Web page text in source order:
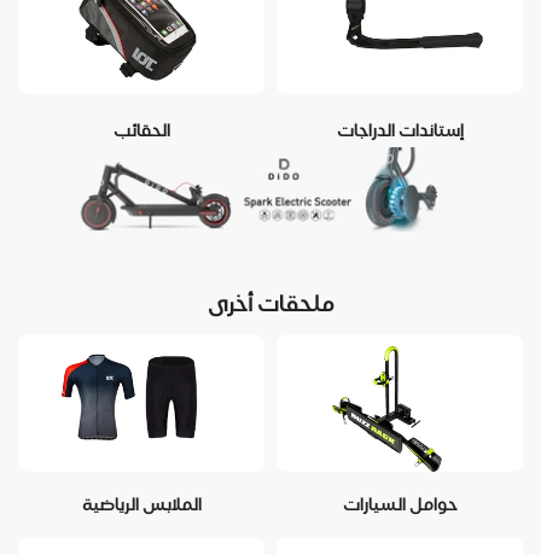
إستاندات الدراجات الحقائب
ملحقات أخرى
حوامل السيارات الملابس الرياضية